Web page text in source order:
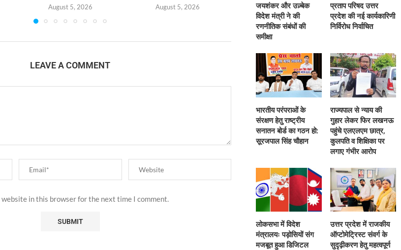
August 5, 2026
August 5, 2026
August 4, 2026
August 4,
LEAVE A COMMENT
website in this browser for the next time I comment.
जयशंकर और उज़्बेक
विदेश मंत्री ने की
रणनीतिक संबंधों की
समीक्षा
प्रताप परिषद उत्तर
प्रदेश की नई कार्यकारिणी
निर्विरोध निर्वाचित
भारतीय परंपराओं के
संरक्षण हेतु राष्ट्रीय
सनातन बोर्ड का गठन हो:
सूरजपाल सिंह चौहान
राज्यपाल से न्याय की
गुहार लेकर फिर लखनऊ
पहुंचे एलएलएम छात्र,
कुलपति व शिक्षिका पर
लगाए गंभीर आरोप
लोकसभा में विदेश
मंत्रालयः पड़ोसियों संग
मजबूत हुआ डिजिटल
उत्तर प्रदेश में राजकीय
ऑप्टोमेट्रिस्ट संवर्ग के
सुदृढ़ीकरण हेतु महत्वपूर्ण